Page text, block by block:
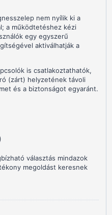
nem nyílik ki a
a működtetéshez kézi
egy egyszerű
aktiválhatják a
is csatlakoztathatók,
(zárt) helyzetének távoli
és a biztonságot egyaránt.
választás mindazok
megoldást keresnek